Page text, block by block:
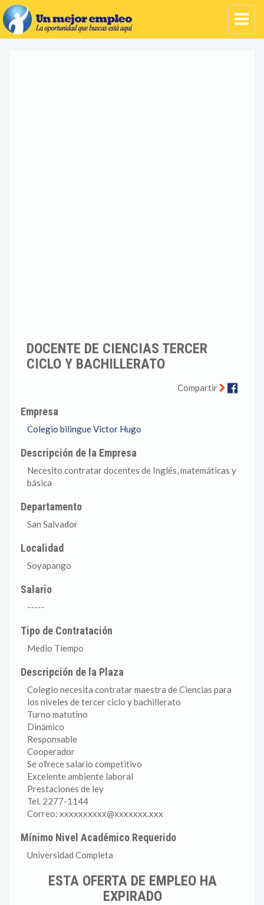
DOCENTE DE CIENCIAS TERCER
CICLO Y BACHILLERATO
Compartir
Empresa
Colegio bilingue Victor Hugo
Descripción de la Empresa
Necesito contratar docentes de Inglés, matemáticas y
básica
Departamento
San Salvador
Localidad
Soyapango
Salario
-----
Tipo de Contratación
Medio Tiempo
Descripción de la Plaza
Colegio necesita contratar maestra de Ciencias para
los niveles de tercer ciclo y bachillerato
Turno matutino
Dinámico
Responsable
Cooperador
Se ofrece salario competitivo
Excelente ambiente laboral
Prestaciones de ley
Tel. 2277-1144
Correo: xxxxxxxxxx@xxxxxxx.xxx
Mínimo Nivel Académico Requerido
Universidad Completa
ESTA OFERTA DE EMPLEO HA
EXPIRADO